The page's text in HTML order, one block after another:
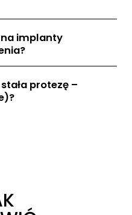
na implanty
protezę –